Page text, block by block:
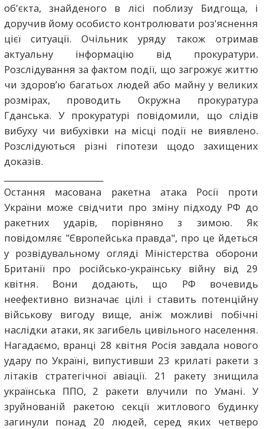
об'єкта, знайденого в лісі поблизу Бидгоща, і
доручив йому особисто контролювати роз'яснення
цієї ситуації. Очільник уряду також отримав
актуальну інформацію від прокуратури.
Розслідування за фактом події, що загрожує життю
чи здоров’ю багатьох людей або майну у великих
розмірах, проводить Окружна прокуратура
Гданська. У прокуратурі повідомили, що слідів
вибуху чи вибухівки на місці події не виявлено.
Розслідуються різні гіпотези щодо захищених
доказів.
Остання масована ракетна атака Росії проти
України може свідчити про зміну підходу РФ до
ракетних ударів, порівняно з зимою. Як
повідомляє "Європейська правда", про це йдеться
у розвідувальному огляді Міністерства оборони
Британії про російсько-українську війну від 29
квітня. Вони додають, що РФ вочевидь
неефективно визначає цілі і ставить потенційну
військову вигоду вище, аніж можливі побічні
наслідки атаки, як загибель цивільного населення.
Нагадаємо, вранці 28 квітня Росія завдала нового
удару по Україні, випустивши 23 крилаті ракети з
літаків стратегічної авіації. 21 ракету знищила
українська ППО, 2 ракети влучили по Умані. У
зруйнованій ракетою секції житлового будинку
загинули понад 20 людей, серед яких четверо